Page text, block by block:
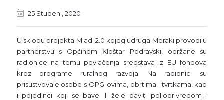
25 Studeni, 2020
U sklopu projekta Mladi 2.0 kojeg udruga Meraki provodi u
partnerstvu s Općinom Kloštar Podravski, održane su
radionice na temu povlačenja sredstava iz EU fondova
kroz programe ruralnog razvoja. Na radionici su
prisustvovale osobe s OPG-ovima, obrtima i tvrtkama, kao
i pojedinci koji se bave ili žele baviti poljoprivredom i